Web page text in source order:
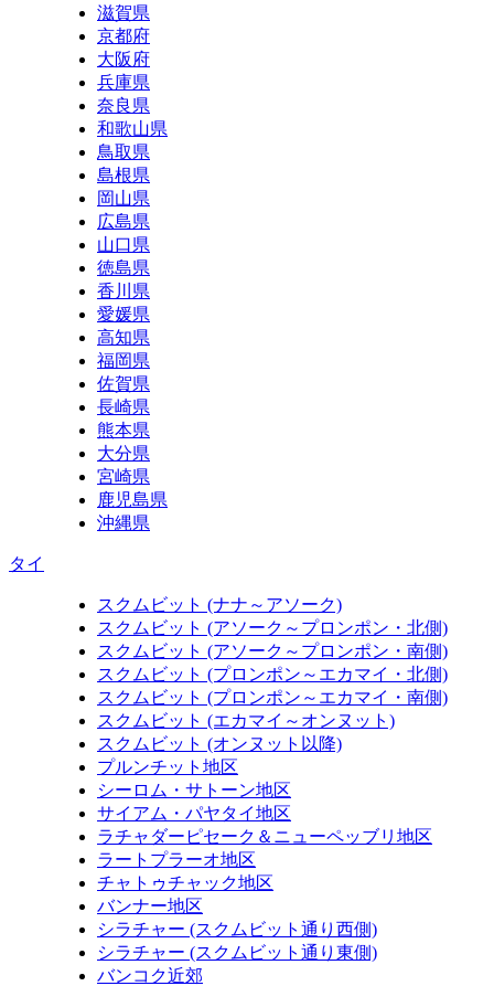
滋賀県
京都府
大阪府
兵庫県
奈良県
和歌山県
鳥取県
島根県
岡山県
広島県
山口県
徳島県
香川県
愛媛県
高知県
福岡県
佐賀県
長崎県
熊本県
大分県
宮崎県
鹿児島県
沖縄県
タイ
スクムビット (ナナ～アソーク)
スクムビット (アソーク～プロンポン・北側)
スクムビット (アソーク～プロンポン・南側)
スクムビット (プロンポン～エカマイ・北側)
スクムビット (プロンポン～エカマイ・南側)
スクムビット (エカマイ～オンヌット)
スクムビット (オンヌット以降)
プルンチット地区
シーロム・サトーン地区
サイアム・パヤタイ地区
ラチャダーピセーク＆ニューペッブリ地区
ラートプラーオ地区
チャトゥチャック地区
バンナー地区
シラチャー (スクムビット通り西側)
シラチャー (スクムビット通り東側)
バンコク近郊